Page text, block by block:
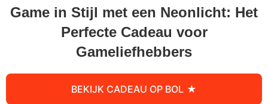
Game in Stijl met een Neonlicht: Het
Perfecte Cadeau voor
Gameliefhebbers
BEKIJK CADEAU OP BOL